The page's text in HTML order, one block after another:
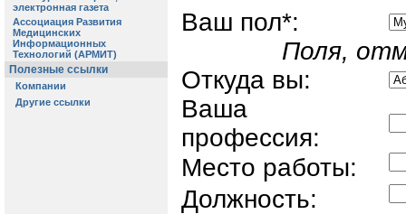
Ваш пол*:
Поля,
Откуда вы:
Ваша
профессия:
Место работы:
Должность: